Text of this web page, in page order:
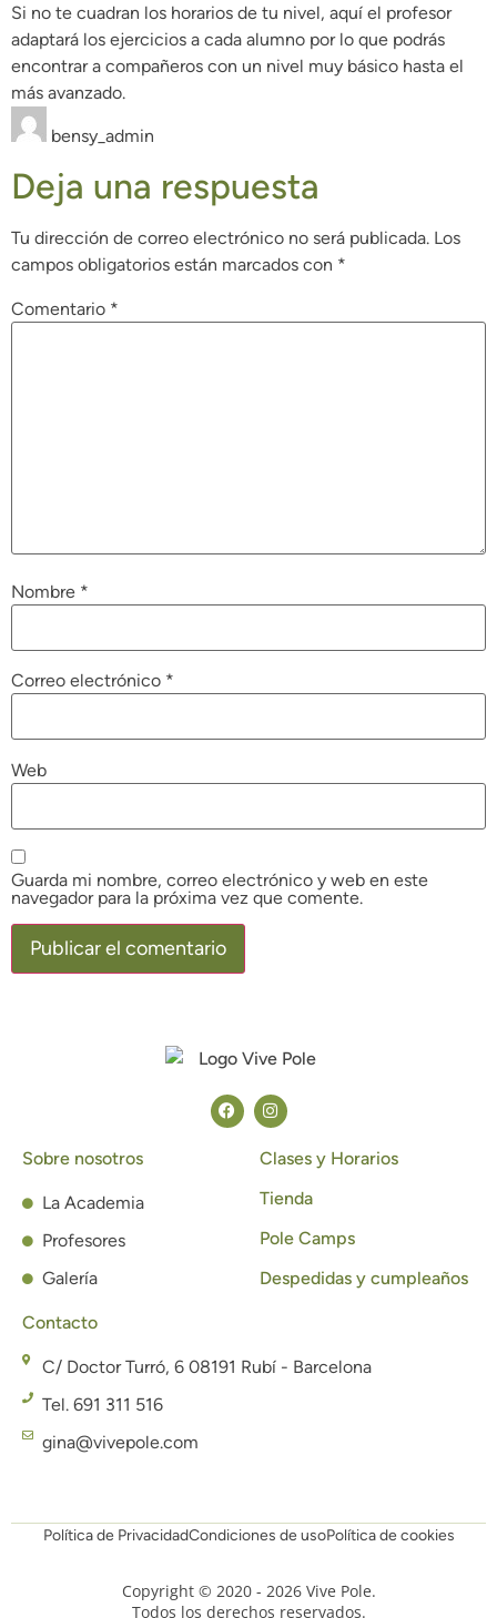
Si no te cuadran los horarios de tu nivel, aquí el profesor
adaptará los ejercicios a cada alumno por lo que podrás
encontrar a compañeros con un nivel muy básico hasta el
más avanzado.
bensy_admin
Deja una respuesta
Tu dirección de correo electrónico no será publicada. Los
campos obligatorios están marcados con *
Comentario *
Nombre *
Correo electrónico *
Web
Guarda mi nombre, correo electrónico y web en este
navegador para la próxima vez que comente.
Sobre nosotros
La Academia
Profesores
Galería
Clases y Horarios
Tienda
Pole Camps
Despedidas y cumpleaños
Contacto
C/ Doctor Turró, 6 08191 Rubí - Barcelona
Tel. 691 311 516
gina@vivepole.com
Política de PrivacidadCondiciones de usoPolítica de cookies
Copyright © 2020 - 2026 Vive Pole.
Todos los derechos reservados.